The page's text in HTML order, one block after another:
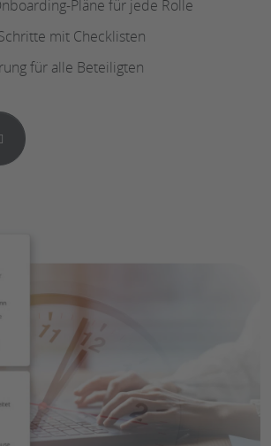
Pläne für jede Rolle
mit Checklisten
für alle Beteiligten